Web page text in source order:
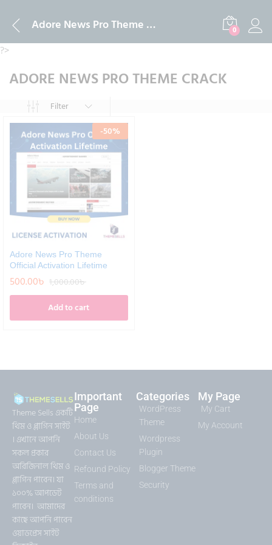
Adore News Pro Theme crack 0
?>
ADORE NEWS PRO THEME CRACK
Filter
-50%
Adore News Pro Theme
Official Activation Lifetime
500.00৳ 1,000.00৳
Add to cart
Theme Sells একটি
থিম ও প্লাগিন সাইট
। এখানে আপনি
সকল প্রকার
অরিজিনাল থিম ও
প্লাগিন পাবেন। যা
১০০% আপডেট
পাবেন। আমাদের
কাছে আপনি পাবেন
ওয়াডপ্রেস সাইট
Important
Page
Home
About Us
Contact Us
Refound Policy
Terms and
conditions
Categories
WordPress
Theme
Wordpress
Plugin
Blogger Theme
Security
My Page
My Cart
My Account